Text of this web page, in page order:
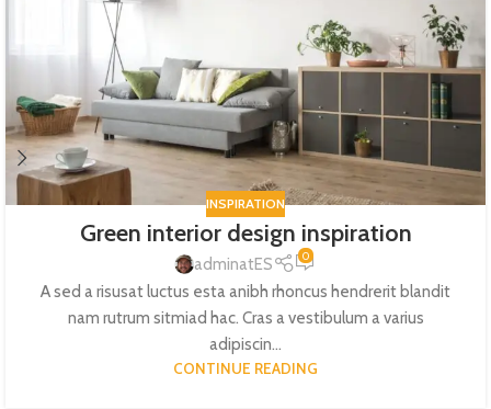
INSPIRATION
Green interior design inspiration
adminatES 0
A sed a risusat luctus esta anibh rhoncus hendrerit blandit
nam rutrum sitmiad hac. Cras a vestibulum a varius
adipiscin...
CONTINUE READING